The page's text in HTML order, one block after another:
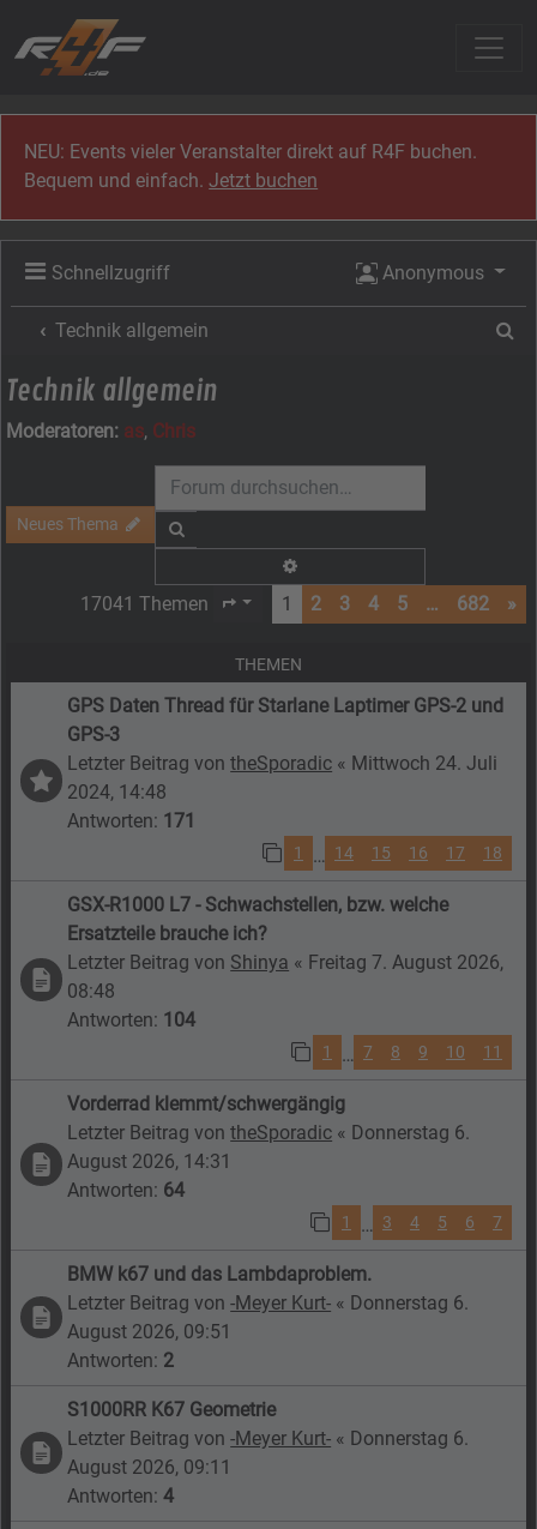
NEU: Events vieler Veranstalter direkt auf R4F buchen.
Bequem und einfach.Jetzt buchen
Schnellzugriff Anonymous
Technik allgemein
Technik allgemein
Moderatoren: as, Chris
Neues Thema
17041 Themen Seite von682
1 2 3 4 5 … 682 »
THEMEN
GPS Daten Thread für Starlane Laptimer GPS-2 und
GPS-3
Letzter Beitrag vontheSporadic « Mittwoch 24. Juli
2024, 14:48
Antworten: 171
1 … 14 15 16 17 18
GSX-R1000 L7 - Schwachstellen, bzw. welche
Ersatzteile brauche ich?
Letzter Beitrag von Shinya « Freitag 7. August 2026,
08:48
Antworten: 104
1 … 7 8 9 10 11
Vorderrad klemmt/schwergängig
Letzter Beitrag vontheSporadic « Donnerstag 6.
August 2026, 14:31
Antworten: 64
1 … 3 4 5 6 7
BMW k67 und das Lambdaproblem.
Letzter Beitrag von-Meyer Kurt- « Donnerstag 6.
August 2026, 09:51
Antworten: 2
S1000RR K67 Geometrie
Letzter Beitrag von-Meyer Kurt- « Donnerstag 6.
August 2026, 09:11
Antworten:4